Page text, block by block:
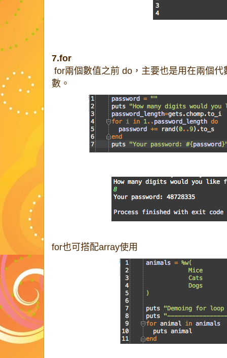
7.for
for兩個數值之前 do，主要也是用在兩個
數。
for也可搭配array使用